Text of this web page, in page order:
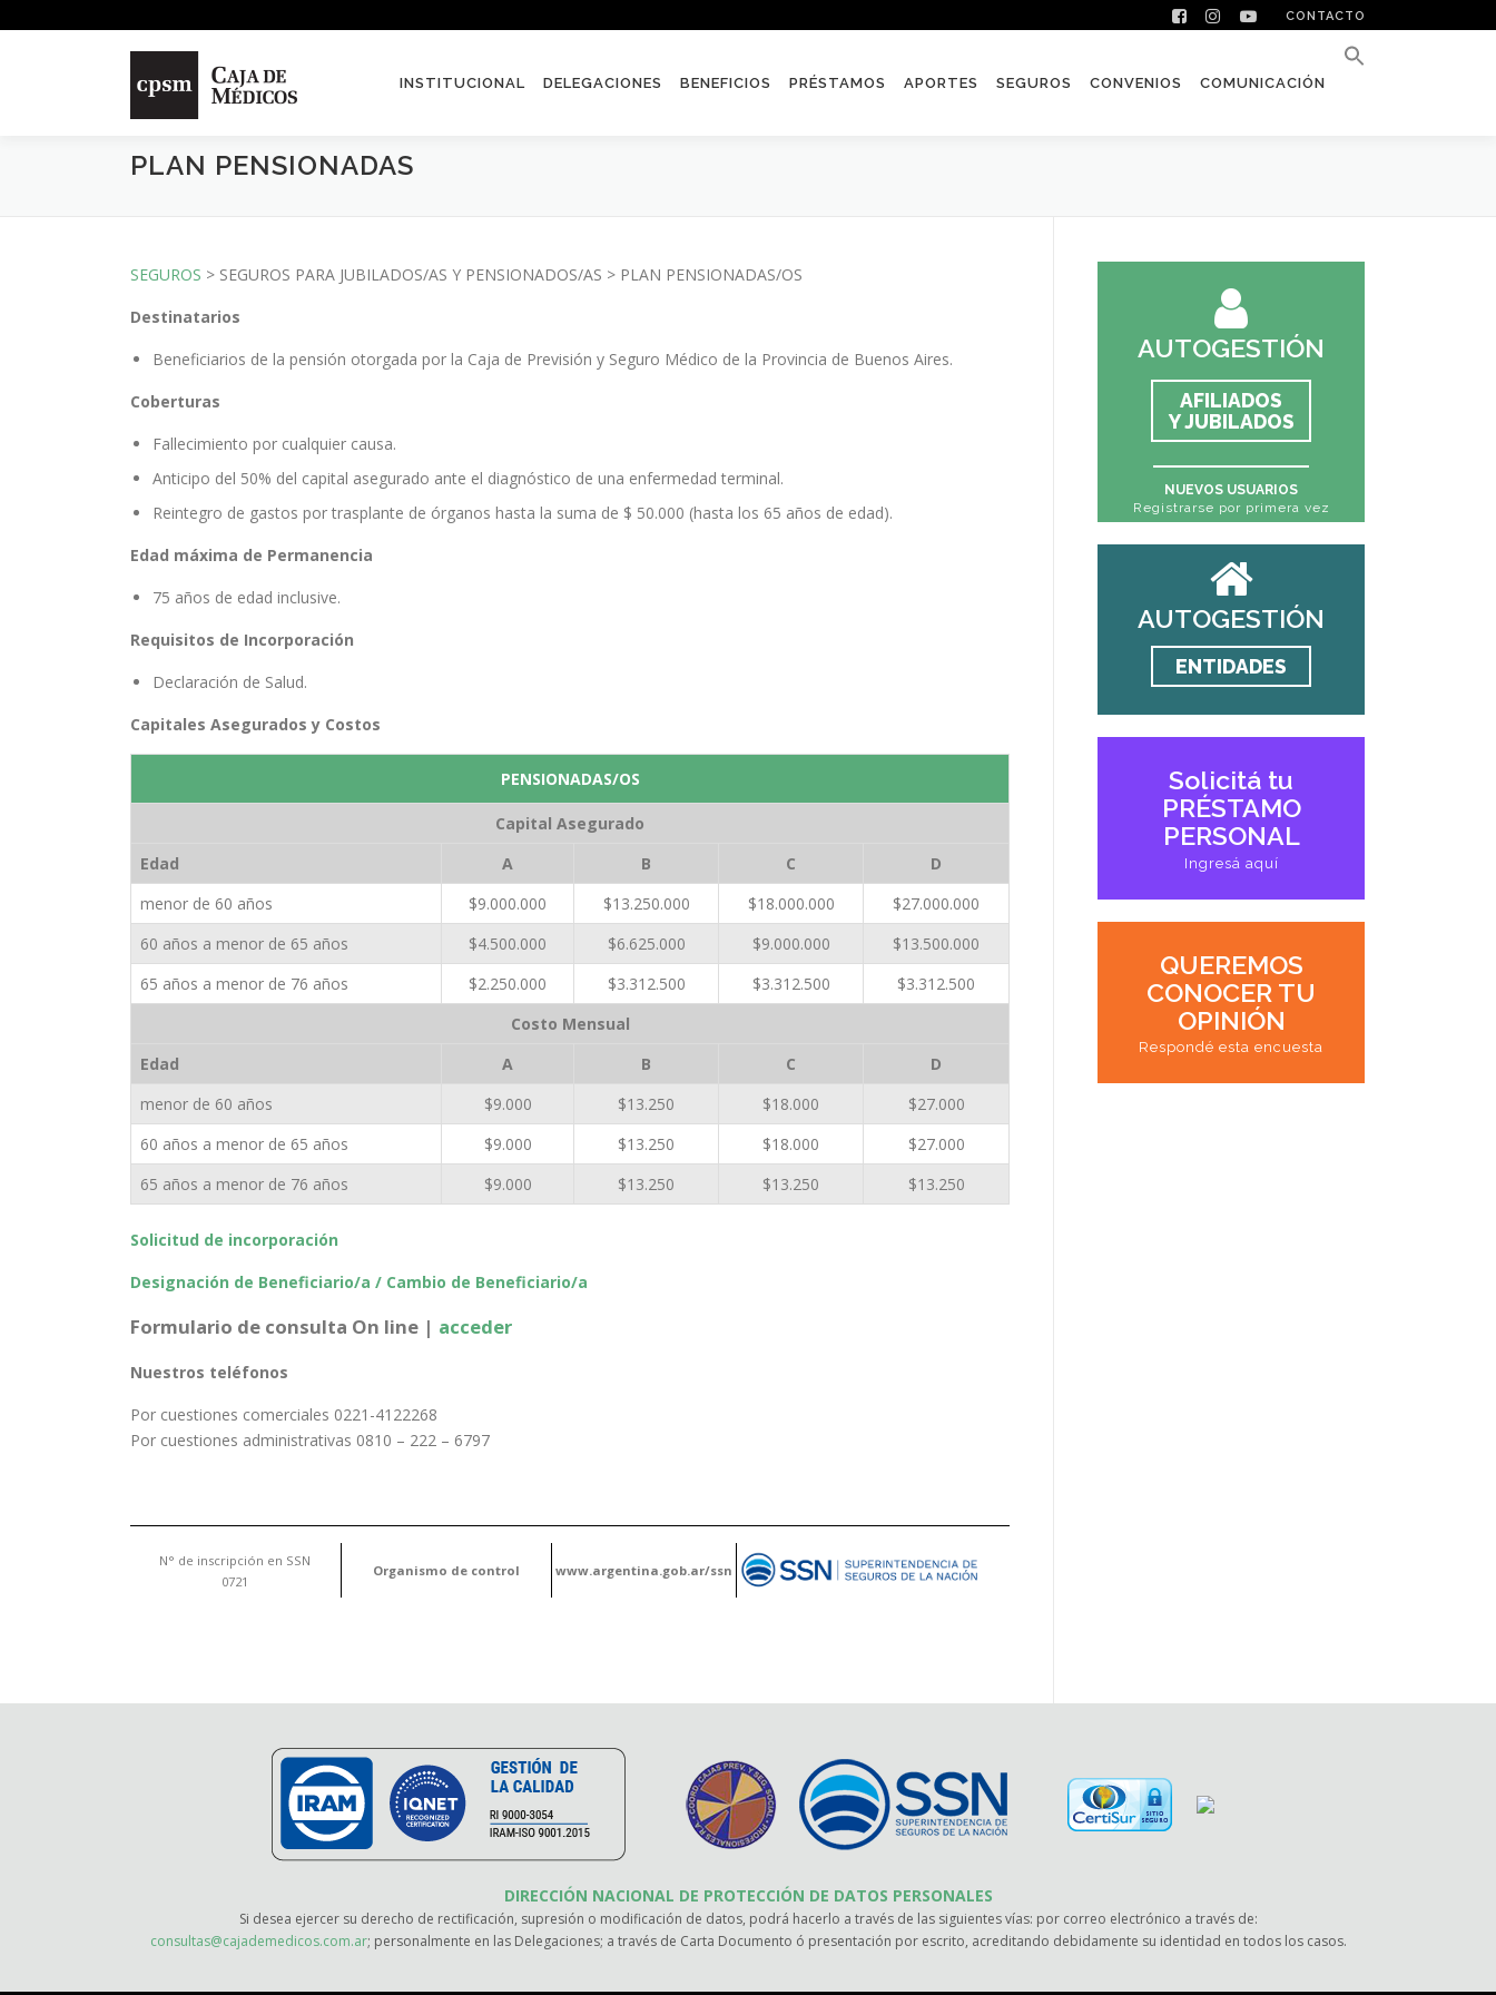
CONTACTO
INSTITUCIONAL DELEGACIONES BENEFICIOS PRÉSTAMOS APORTES SEGUROS CONVENIOS COMUNICACIÓN
PLAN PENSIONADAS
SEGUROS > SEGUROS PARA JUBILADOS/AS Y PENSIONADOS/AS > PLAN PENSIONADAS/OS
Destinatarios
Beneficiarios de la pensión otorgada por la Caja de Previsión y Seguro Médico de la Provincia de Buenos Aires.
Coberturas
Fallecimiento por cualquier causa.
Anticipo del 50% del capital asegurado ante el diagnóstico de una enfermedad terminal.
Reintegro de gastos por trasplante de órganos hasta la suma de $ 50.000 (hasta los 65 años de edad).
Edad máxima de Permanencia
75 años de edad inclusive.
Requisitos de Incorporación
Declaración de Salud.
Capitales Asegurados y Costos
PENSIONADAS/OS
Capital Asegurado
Edad
A B C
D
menor de 60 años
$9.000.000 $13.250.000 $18.000.000
$27.000.000
60 años a menor de 65 años
$4.500.000 $6.625.000 $9.000.000
$13.500.000
65 años a menor de 76 años
$2.250.000 $3.312.500 $3.312.500
$3.312.500
Costo Mensual
Edad
A B C
D
menor de 60 años
$9.000 $13.250 $18.000
$27.000
60 años a menor de 65 años
$9.000 $13.250 $18.000
$27.000
65 años a menor de 76 años
$9.000 $13.250 $13.250 $13.250
Solicitud de incorporación
Designación de Beneficiario/a / Cambio de Beneficiario/a
Formulario de consulta On line | acceder
Nuestros teléfonos
Por cuestiones comerciales 0221-4122268
Por cuestiones administrativas 0810 – 222 – 6797
N° de inscripción en SSN
0721
Organismo de control www.argentina.gob.ar/ssn
AUTOGESTIÓN
AFILIADOS
Y JUBILADOS
NUEVOS USUARIOS
Registrarse por primera vez
AUTOGESTIÓN
ENTIDADES
Solicitá tu
PRÉSTAMO
PERSONAL
Ingresá aquí
QUEREMOS
CONOCER TU
OPINIÓN
Respondé esta encuesta
DIRECCIÓN NACIONAL DE PROTECCIÓN DE DATOS PERSONALES
Si desea ejercer su derecho de rectificación, supresión o modificación de datos, podrá hacerlo a través de las siguientes vías: por correo electrónico a través de:
consultas@cajademedicos.com.ar; personalmente en las Delegaciones; a través de Carta Documento ó presentación por escrito, acreditando debidamente su identidad en todos los casos.